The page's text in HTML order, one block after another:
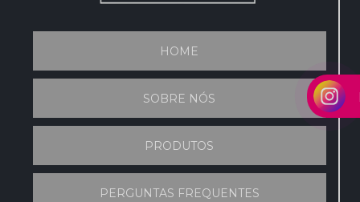
HOME
SOBRE NÓS
PRODUTOS
PERGUNTAS FREQUENTES